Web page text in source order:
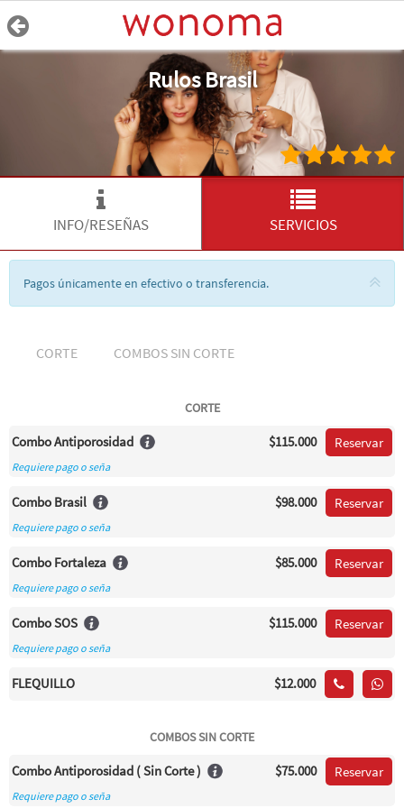
Rulos Brasil
INFO/RESEÑAS SERVICIOS
Pagos únicamente en efectivo o transferencia.
CORTE COMBOS SIN CORTE
CORTE
Combo Antiporosidad $115.000 Reservar
Requiere pago o seña
Combo Brasil $98.000 Reservar
Requiere pago o seña
Combo Fortaleza $85.000 Reservar
Requiere pago o seña
Combo SOS $115.000 Reservar
Requiere pago o seña
FLEQUILLO $12.000
COMBOS SIN CORTE
Combo Antiporosidad ( Sin Corte ) $75.000 Reservar
Requiere pago o seña